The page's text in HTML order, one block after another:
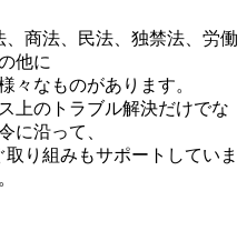
商法、民法、独禁法、労働
他に
々なものがあります。
上のトラブル解決だけでな
に沿って、
り組みもサポートしていま